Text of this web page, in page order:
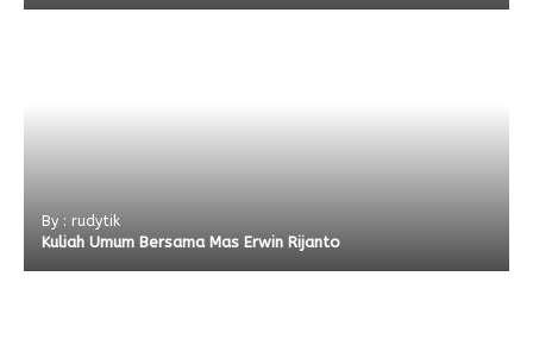
By : rudytik
Kuliah Umum Bersama Mas Erwin Rijanto